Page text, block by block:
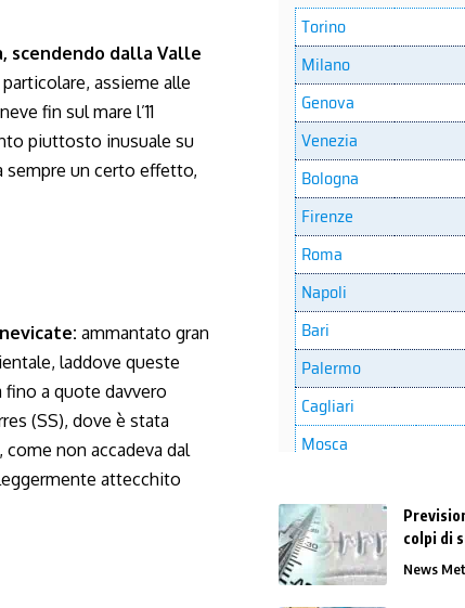
scendendo dalla Valle
particolare, assieme alle
fin sul mare l’11
piuttosto inusuale su
sempre un certo effetto,
ammantato gran
laddove queste
a quote davvero
(SS), dove è stata
non accadeva dal
attecchito
colpi di
News